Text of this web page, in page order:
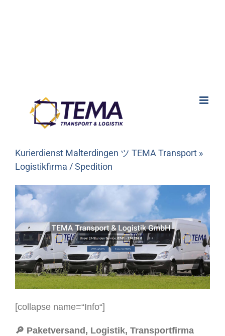
Kurierdienst Malterdingen ツ TEMA Transport »
Logistikfirma / Spedition
[collapse name=“Info“]
🔎 Paketversand, Logistik, Transportfirma